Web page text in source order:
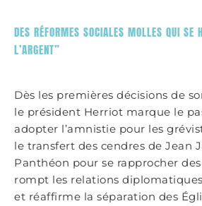
DES RÉFORMES SOCIALES MOLLES QUI SE
L’ARGENT”
Dès les premières décisions de
le président Herriot marque le
adopter l’amnistie pour les
le transfert des cendres de Jean
Panthéon pour se rapprocher
rompt les relations
et réaffirme la séparation des